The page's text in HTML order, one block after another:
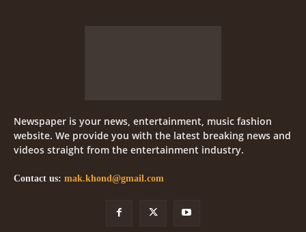
Newspaper is your news, entertainment, music fashion
website. We provide you with the latest breaking news and
videos straight from the entertainment industry.
Contact us: mak.khond@gmail.com